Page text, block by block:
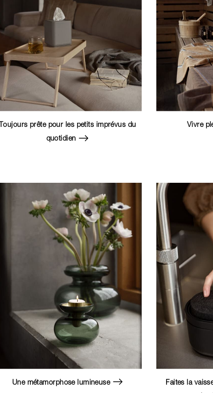
Toujours prête pour les petits imprévus du
quotidien
Vivre
Une métamorphose lumineuse Faites la